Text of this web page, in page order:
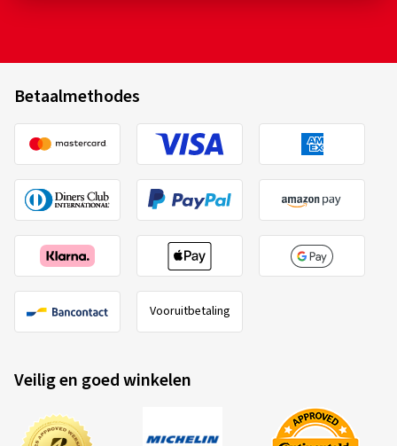
Betaalmethodes
Vooruitbetaling
Veilig en goed winkelen